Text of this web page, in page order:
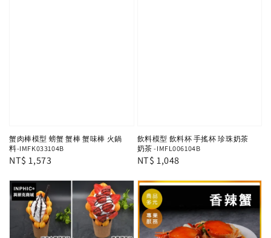
蟹肉棒模型 螃蟹 蟹棒 蟹味棒 火鍋
料-IMFK033104B
Regular
NT$ 1,573
飲料模型 飲料杯 手搖杯 珍珠奶茶
奶茶 -IMFL006104B
Regular
NT$ 1,048